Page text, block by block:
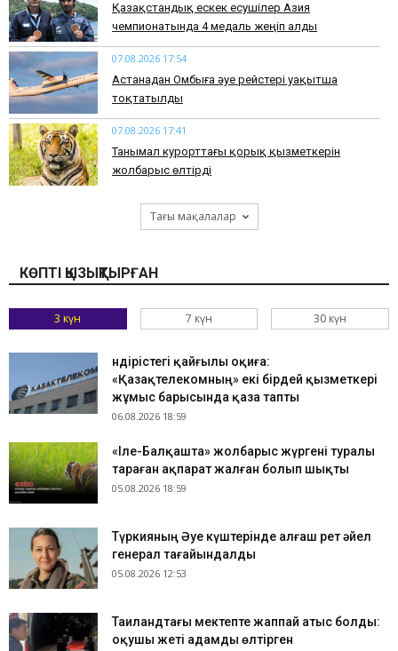
Қазақстандық ескек есушілер Азия
чемпионатында 4 медаль жеңіп алды
07.08.2026 17:54
Астанадан Омбыға әуе рейстері уақытша
тоқтатылды
07.08.2026 17:41
​Танымал курорттағы қорық қызметкерін
жолбарыс өлтірді
Тағы мақалалар
КӨПТІ ҚЫЗЫҚТЫРҒАН
3 күн 7 күн 30 күн
Өндірістегі қайғылы оқиға:
«Қазақтелекомның» екі бірдей қызметкері
жұмыс барысында қаза тапты
06.08.2026 18:59
«Іле-Балқашта» жолбарыс жүргені туралы
тараған ақпарат жалған болып шықты
05.08.2026 18:59
Түркияның Әуе күштерінде алғаш рет әйел
генерал тағайындалды
05.08.2026 12:53
Таиландтағы мектепте жаппай атыс болды:
оқушы жеті адамды өлтірген